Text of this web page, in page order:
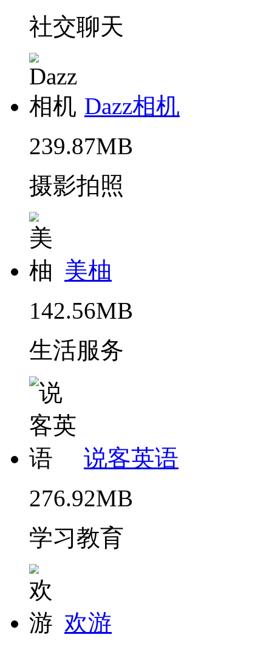
社交聊天
Dazz相机
239.87MB
摄影拍照
美柚
142.56MB
生活服务
说客英语
276.92MB
学习教育
欢游